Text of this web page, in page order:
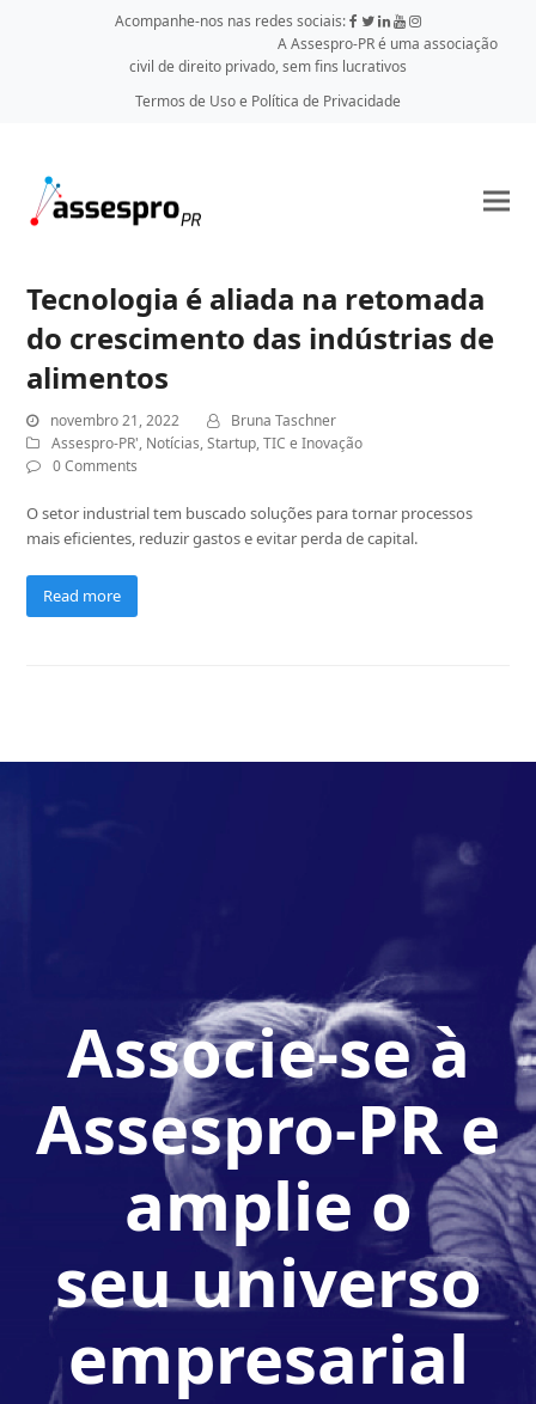
Acompanhe-nos nas redes sociais:
A Assespro-PR é uma associação
civil de direito privado, sem fins lucrativos
Termos de Uso e Política de Privacidade
Tecnologia é aliada na retomada
do crescimento das indústrias de
alimentos
novembro 21, 2022
Bruna Taschner
Assespro-PR', Notícias,Startup,TIC e Inovação
0 Comments
O setor industrial tem buscado soluções para tornar processos
mais eficientes, reduzir gastos e evitar perda de capital.
Read more
Associe-se à
Assespro-PR e
amplie o
seu universo
empresarial